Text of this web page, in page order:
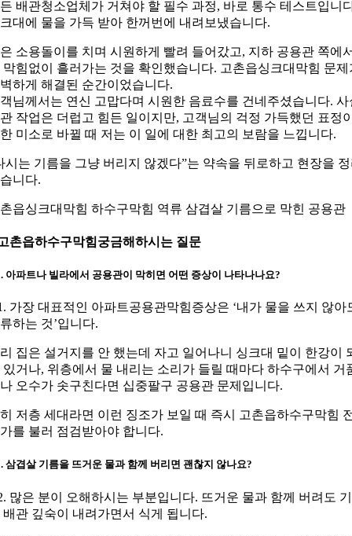
배관청소업체가 거쳐야 할 필수 과정, 바로 통수 테스트입니
대에 물을 가득 받아 한꺼번에 내려보냈습니다.
소용돌이를 치며 시원하게 빨려 들어갔고, 지하 공용관 쪽에
막힘없이 흘러가는 것을 확인했습니다. 고촌읍싱크대막힘 문제
하게 해결된 순간이었습니다.
님께서는 연신 고맙다며 시원한 음료수를 건네주셨습니다. 사
작업은 더럽고 힘든 일이지만, 고객님의 걱정 가득했던 표정
미소로 바뀔 때 저는 이 일에 대한 최고의 보람을 느낍니다.
시는 기름을 그냥 버리지 않겠다”는 약속을 뒤로하고 현장을
니다.
읍싱크대막힘 하수구막힘 역류 삼겹살 기름으로 막힌 공용관
촌읍하수구막힘궁금해하시는 질문
아파트나 빌라에서 공용관이 막히면 어떤 증상이 나타나나요?
가장 대표적인 아파트공용관막힘증상은 ‘내가 물을 쓰지 않아
하는 것’입니다.
집은 설거지를 안 했는데 자고 일어나니 싱크대 밑이 한강이
있거나, 위층에서 물 내리는 소리가 들릴 때마다 하수구에서 거
오수가 솟구친다면 십중팔구 공용관 문제입니다.
저층 세대라면 이런 징조가 보일 때 즉시 고촌읍하수구막힘
를 불러 점검받아야 합니다.
삼겹살 기름을 뜨거운 물과 함께 버리면 괜찮지 않나요?
많은 분이 오해하시는 부분입니다. 뜨거운 물과 함께 버려도
배관 깊숙이 내려가면서 식게 됩니다.